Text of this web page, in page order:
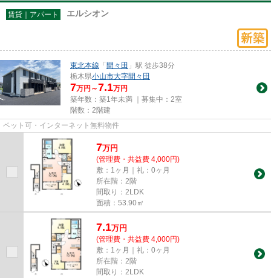
賃貸｜アパート エルシオン
東北本線 「間々田 」駅 徒歩38分
栃木県小山市大字間々田
7万円～7.1万円
築年数：築1年未満 ｜募集中： 2室
階数：2階建
ペット可・インターネット無料物件
7万円
(管理費・共益費 4,000円)
敷：1ヶ月｜礼：0ヶ月
所在階：2階
間取り：2LDK
面積：53.90㎡
7.1万円
(管理費・共益費 4,000円)
敷：1ヶ月｜礼：0ヶ月
所在階：2階
間取り：2LDK